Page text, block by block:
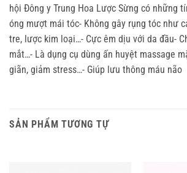
hội Đông y Trung Hoa Lược Sừng có những
óng mượt mái tóc- Không gây rụng tóc như
tre, lược kim loại…- Cực êm dịu với da đầu-
mắt…- Là dụng cụ dùng ấn huyệt massage
giãn, giảm stress…- Giúp lưu thông máu não
SẢN PHẨM TƯƠNG TỰ